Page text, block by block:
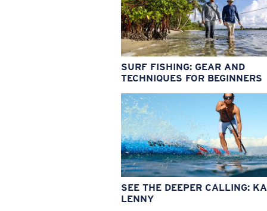
SURF FISHING: GEAR AND
TECHNIQUES FOR BEGINNERS
SEE THE DEEPER CALLING:
LENNY